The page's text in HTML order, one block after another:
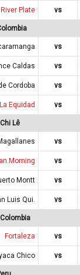
River Plate vs
vs
Caldas vs
Cordoba vs
La Equidad vs
Lê
vs
vs
Montt vs
Luis Qui. vs
Fortaleza vs
Chico vs